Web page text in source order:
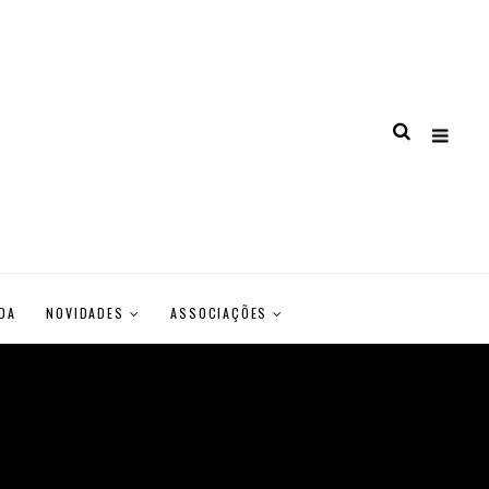
NOVIDADES ASSOCIAÇÕES